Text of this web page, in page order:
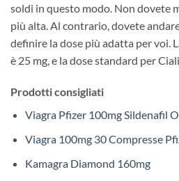
soldi in questo modo. Non dovete
più alta. Al contrario, dovete
definire la dose più adatta per voi.
è 25 mg, e la dose standard per
Prodotti consigliati
Viagra Pfizer 100mg Sildenafil
Viagra 100mg 30 Compresse
Kamagra Diamond 160mg